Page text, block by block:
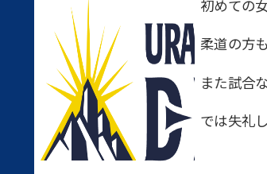
初めての
柔道の方
また試合
では失礼し